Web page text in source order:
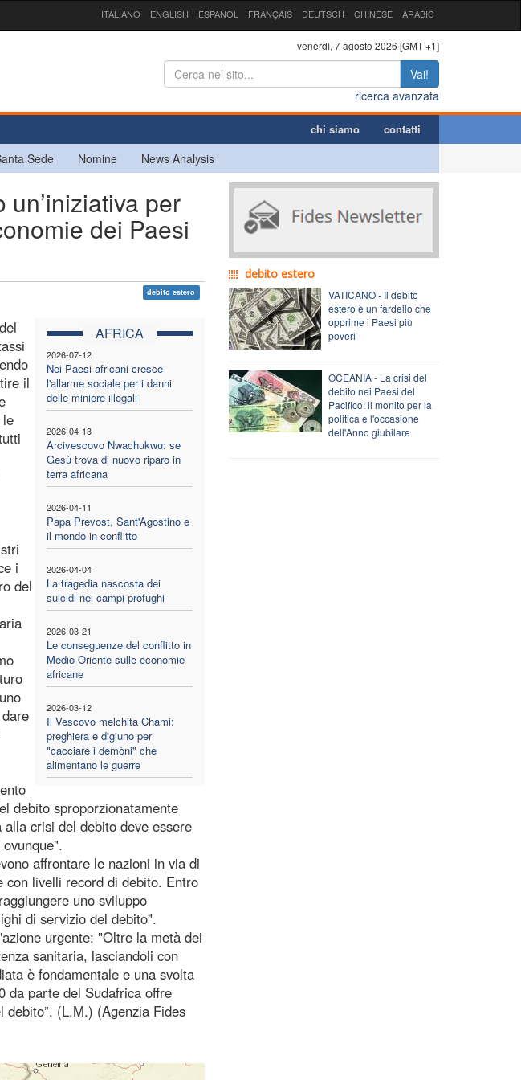
ITALIANO ENGLISH ESPAÑOL FRANÇAIS DEUTSCH CHINESE ARABIC
venerdì, 7 agosto 2026 [GMT +1]
Vai!
ricerca avanzata
chi siamo contatti
Sede Nomine News Analysis
per
dei Paesi
debito estero
AFRICA
2026-07-12
Nei Paesi africani cresce
l'allarme sociale per i danni
delle miniere illegali
2026-04-13
Arcivescovo Nwachukwu: se
Gesù trova di nuovo riparo in
terra africana
2026-04-11
Papa Prevost, Sant'Agostino e
il mondo in conflitto
2026-04-04
La tragedia nascosta dei
suicidi nei campi profughi
2026-03-21
Le conseguenze del conflitto in
Medio Oriente sulle economie
africane
2026-03-12
Il Vescovo melchita Chami:
preghiera e digiuno per
"cacciare i demòni" che
alimentano le guerre
il
i
del
debito sproporzionatamente
crisi del debito deve essere
affrontare le nazioni in via di
con livelli record di debito. Entro
uno sviluppo
di servizio del debito".
urgente: "Oltre la metà dei
sanitaria, lasciandoli con
è fondamentale e una svolta
da parte del Sudafrica offre
(L.M.) (Agenzia Fides
debito estero
VATICANO - Il debito
estero è un fardello che
opprime i Paesi più
poveri
OCEANIA - La crisi del
debito nei Paesi del
Pacifico: il monito per la
politica e l'occasione
dell'Anno giubilare